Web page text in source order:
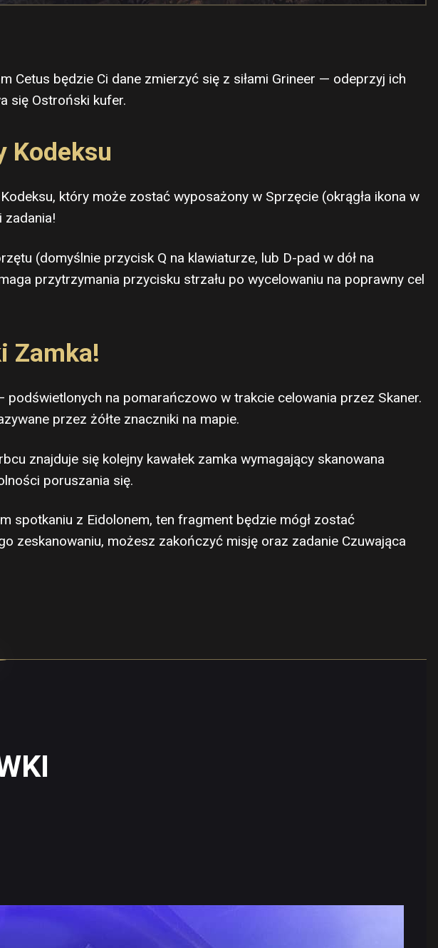
Cetus będzie Ci dane zmierzyć się z siłami Grineer — odeprzyj ich
się Ostroński kufer.
Kodeksu
który może zostać wyposażony w Sprzęcie (okrągła ikona w
zadania!
(domyślnie przycisk Q na klawiaturze, lub D-pad w dół na
przytrzymania przycisku strzału po wycelowaniu na poprawny cel
Zamka!
na pomarańczowo w trakcie celowania przez Skaner.
przez żółte znaczniki na mapie.
znajduje się kolejny kawałek zamka wymagający skanowana
poruszania się.
spotkaniu z Eidolonem, ten fragment będzie mógł zostać
zeskanowaniu, możesz zakończyć misję oraz zadanie Czuwająca